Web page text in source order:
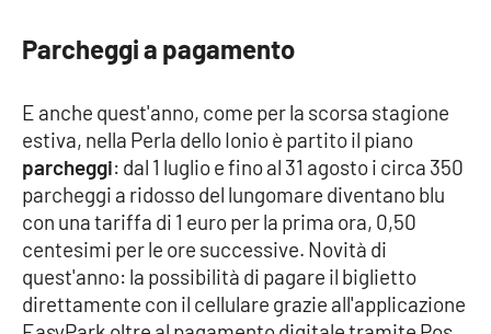
STREAMING
LaC TV
LaC Network
Parcheggi a pagamento
E anche quest'anno, come per la scorsa stagione
estiva, nella Perla dello Ionio è partito il piano
parcheggi: dal 1 luglio e fino al 31 agosto i circa 350
parcheggi a ridosso del lungomare diventano blu
con una tariffa di 1 euro per la prima ora, 0,50
centesimi per le ore successive. Novità di
quest'anno: la possibilità di pagare il biglietto
direttamente con il cellulare grazie all'applicazione